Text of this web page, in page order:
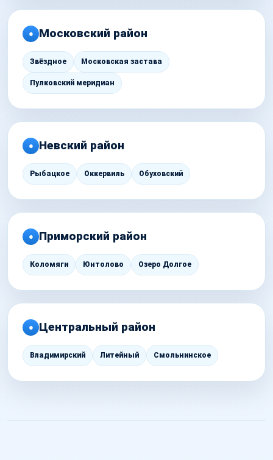
● Московский район
Звёздное Московская застава
Пулковский меридиан
● Невский район
Рыбацкое Оккервиль Обуховский
● Приморский район
Коломяги Юнтолово Озеро Долгое
● Центральный район
Владимирский Литейный Смольнинское